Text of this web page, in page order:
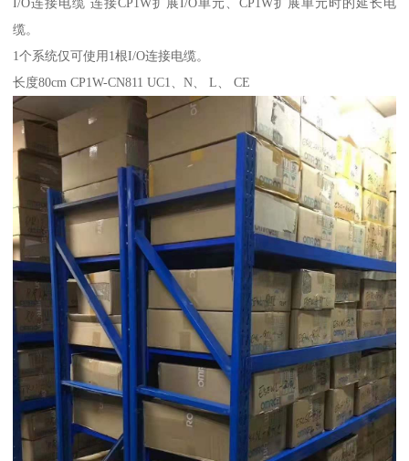
缆。
1个系统仅可使用1根I/O连接电缆。
长度80cm CP1W-CN811 UC1、N、 L、 CE